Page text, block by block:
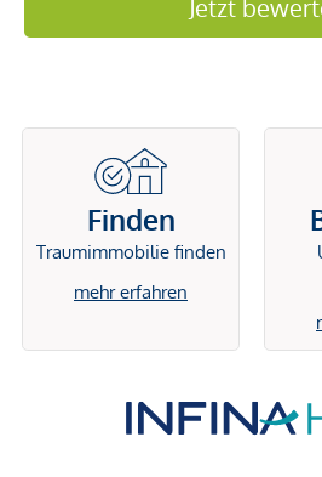
Jetzt
Finden
Traumimmobilie finden
mehr erfahren